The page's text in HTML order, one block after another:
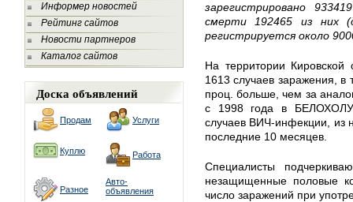
Информер новостей
Рейтинг сайтов
Новости партнеров
Каталог сайтов
Доска объявлений
Продам Услуги
Куплю Работа
Разное
Авто-
объявления
зарегистрировано
смерти 192465 из них
регистрируется около
На территории
1613 случаев заражения, в
проц. больше, чем за
с 1998 года в
случаев ВИЧ-инфекции, из
последние 10 месяцев.
Специалисты
незащищенные половые
число заражений при